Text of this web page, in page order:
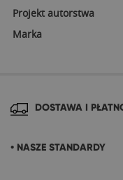
Projekt autorstwa
Marka
DOSTAWA I
• NASZE STANDARDY